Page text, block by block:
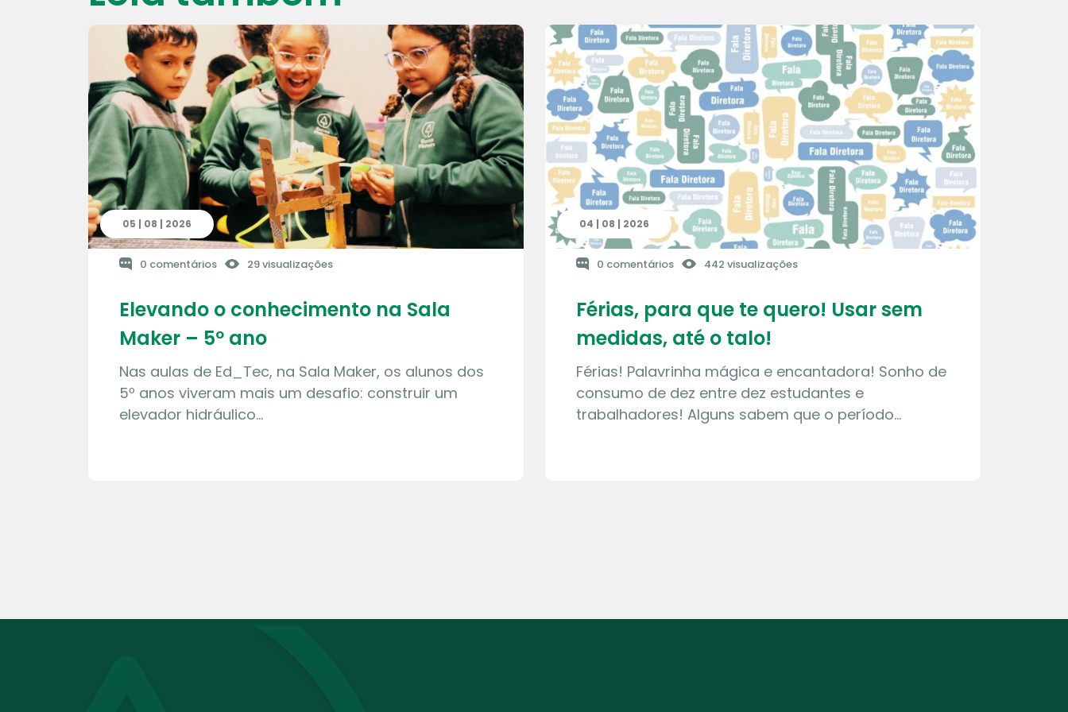
05 | 08 | 2026
0 comentários 29 visualizações
Elevando o conhecimento na Sala
Maker – 5º ano
Nas aulas de Ed_Tec, na Sala Maker, os alunos dos
5º anos viveram mais um desafio: construir um
elevador hidráulico…
04 | 08 | 2026
0 comentários 442 visualizações
Férias, para que te quero! Usar sem
medidas, até o talo!
Férias! Palavrinha mágica e encantadora! Sonho de
consumo de dez entre dez estudantes e
trabalhadores! Alguns sabem que o período…